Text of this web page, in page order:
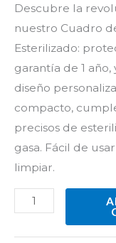
Descubre la
nuestro Cuadro
Esterilizado:
garantía de 1 año,
diseño
compacto,
precisos de
gasa. Fácil de
limpiar.